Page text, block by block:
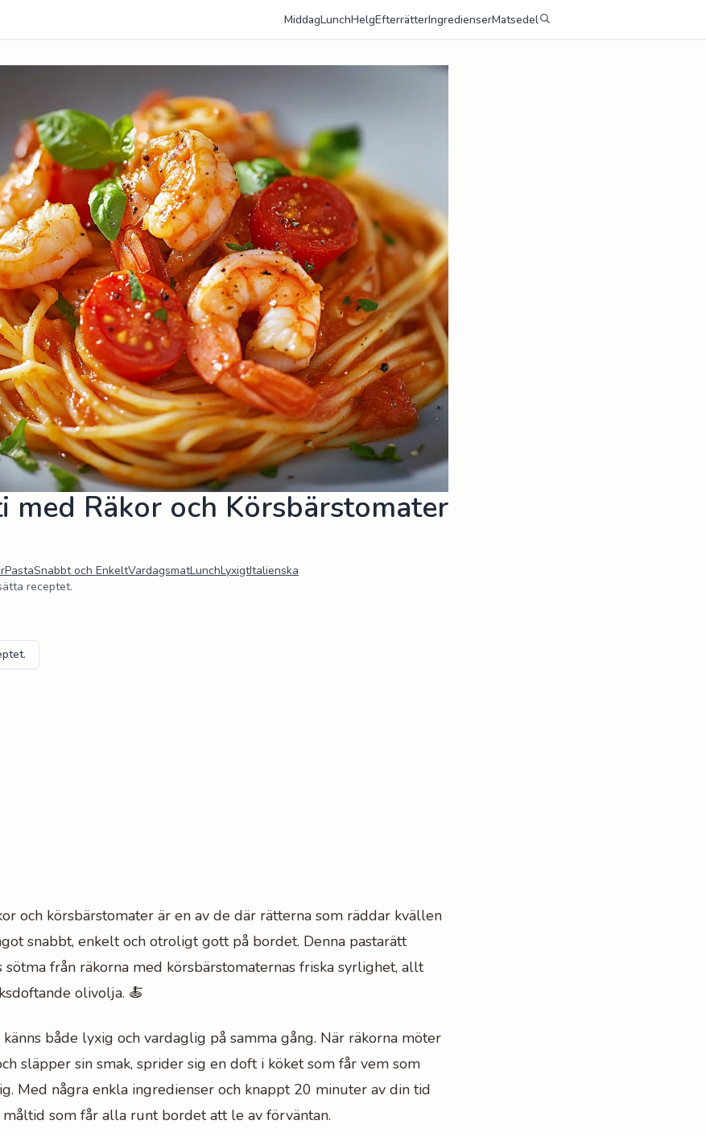
MiddagLunchHelgEfterrätterIngredienserMatsedel
med Räkor och Körsbärstomater
PastaSnabbt och EnkeltVardagsmatLunchLyxigtItalienska
receptet.
och körsbärstomater är en av de där rätterna som räddar kvällen
snabbt, enkelt och otroligt gott på bordet. Denna pastarätt
sötma från räkorna med körsbärstomaternas friska syrlighet, allt
olivolja. 🍝
både lyxig och vardaglig på samma gång. När räkorna möter
släpper sin smak, sprider sig en doft i köket som får vem som
Med några enkla ingredienser och knappt 20 minuter av din tid
som får alla runt bordet att le av förväntan.